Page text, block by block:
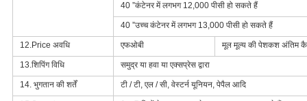
40 ”कंटेनर में लगभग 12,000 पीसी हो सकते हैं
40 ”उच्च कंटेनर में लगभग 13,000 पीसी हो सकते हैं
12.Price अवधि एफओबी मूल मूल्य की पेशकश अंतिम कैप
13.शिपिंग विधि समुद्र या हवा या एक्सप्रेस द्वारा
14. भुगतान की शर्तें टी / टी, एल / सी, वेस्टर्न यूनियन, पेपैल आदि